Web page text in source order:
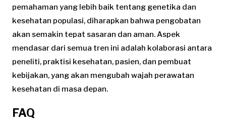
pemahaman yang lebih baik tentang genetika dan
kesehatan populasi, diharapkan bahwa pengobatan
akan semakin tepat sasaran dan aman. Aspek
mendasar dari semua tren ini adalah kolaborasi antara
peneliti, praktisi kesehatan, pasien, dan pembuat
kebijakan, yang akan mengubah wajah perawatan
kesehatan di masa depan.
FAQ